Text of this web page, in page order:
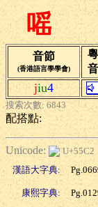
嗂
音節
(香港語言學學會)
粵
音
jiu4
搜索次數: 6843
配搭點:
Unicode:
U+55C2
漢語大字典:
康熙字典: